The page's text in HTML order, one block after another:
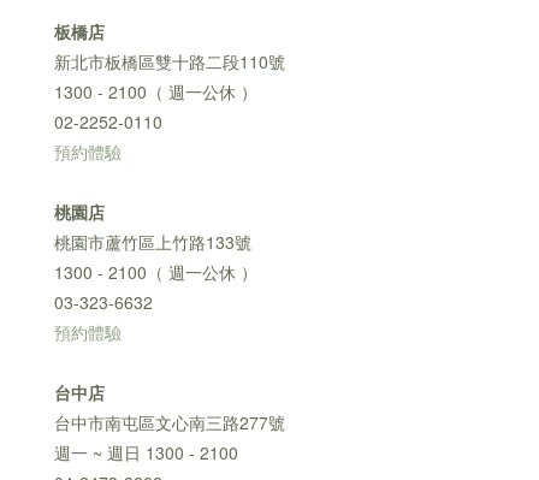
板橋店
新北市板橋區雙十路二段110號
1300 - 2100（ 週一公休 ）
02-2252-0110
預約體驗
桃園店
桃園市蘆竹區上竹路133號
1300 - 2100（ 週一公休 ）
03-323-6632
預約體驗
台中店
台中市南屯區文心南三路277號
週一 ~ 週日 1300 - 2100